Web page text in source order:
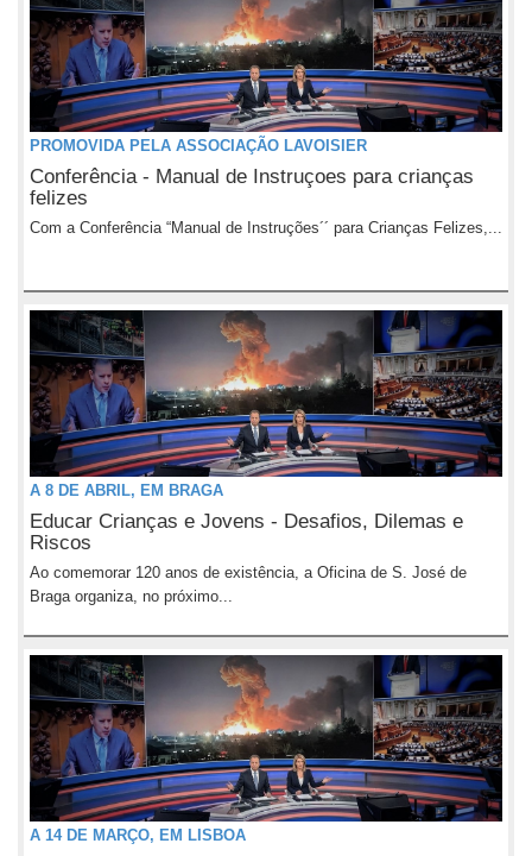
PROMOVIDA PELA ASSOCIAÇÃO LAVOISIER
Conferência - Manual de Instruçoes para crianças
felizes
Com a Conferência “Manual de Instruções´´ para Crianças Felizes,...
A 8 DE ABRIL, EM BRAGA
Educar Crianças e Jovens - Desafios, Dilemas e
Riscos
Ao comemorar 120 anos de existência, a Oficina de S. José de
Braga organiza, no próximo...
A 14 DE MARÇO, EM LISBOA